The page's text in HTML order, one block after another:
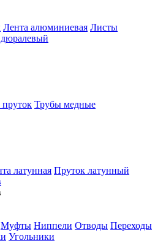
Лента алюминиевая Листы
Трубы медные
латунная Пруток латунный
Муфты Ниппели Отводы Переходы
Угольники